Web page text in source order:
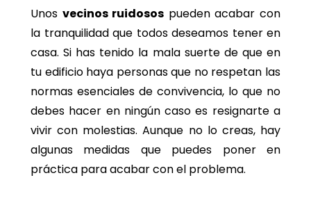
Unos vecinos ruidosos pueden acabar con
la tranquilidad que todos deseamos tener en
casa. Si has tenido la mala suerte de que en
tu edificio haya personas que no respetan las
normas esenciales de convivencia, lo que no
debes hacer en ningún caso es resignarte a
vivir con molestias. Aunque no lo creas, hay
algunas medidas que puedes poner en
práctica para acabar con el problema.